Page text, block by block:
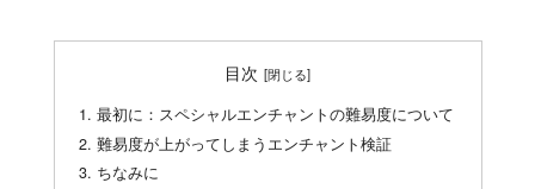
目次
最初に：スペシャルエンチャントの難易度について
難易度が上がってしまうエンチャント検証
ちなみに